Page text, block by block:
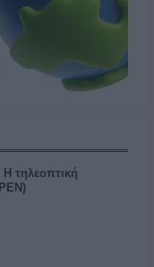
τηλεοπτική